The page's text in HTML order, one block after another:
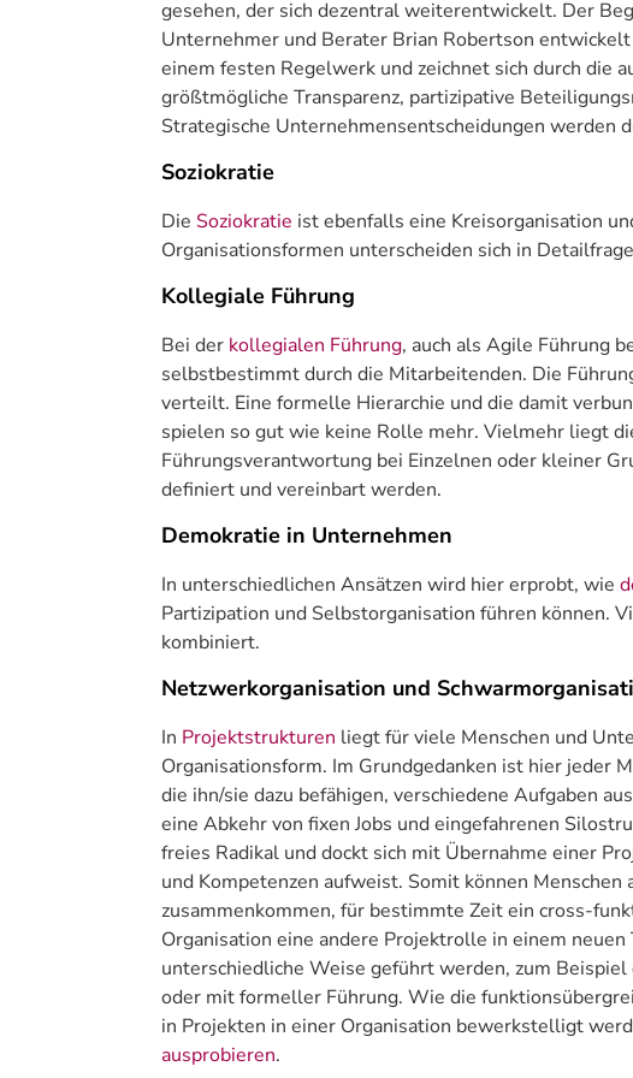
gesehen, der sich dezentral weiterentwickelt. Der
Unternehmer und Berater Brian Robertson
einem festen Regelwerk und zeichnet sich durch die
größtmögliche Transparenz, partizipative
Strategische Unternehmensentscheidungen werden
Soziokratie
Die Soziokratie ist ebenfalls eine Kreisorganisation
Organisationsformen unterscheiden sich in
Kollegiale Führung
Bei der kollegialen Führung, auch als Agile Führung
selbstbestimmt durch die Mitarbeitenden. Die
verteilt. Eine formelle Hierarchie und die damit
spielen so gut wie keine Rolle mehr. Vielmehr liegt
Führungsverantwortung bei Einzelnen oder kleiner
definiert und vereinbart werden.
Demokratie in Unternehmen
In unterschiedlichen Ansätzen wird hier erprobt, wie
Partizipation und Selbstorganisation führen können.
kombiniert.
Netzwerkorganisation und
In Projektstrukturen liegt für viele Menschen und
Organisationsform. Im Grundgedanken ist hier jeder
die ihn/sie dazu befähigen, verschiedene Aufgaben
eine Abkehr von fixen Jobs und eingefahrenen
freies Radikal und dockt sich mit Übernahme einer
und Kompetenzen aufweist. Somit können
zusammenkommen, für bestimmte Zeit ein cross-
Organisation eine andere Projektrolle in einem
unterschiedliche Weise geführt werden, zum
oder mit formeller Führung. Wie die
in Projekten in einer Organisation bewerkstelligt
ausprobieren.